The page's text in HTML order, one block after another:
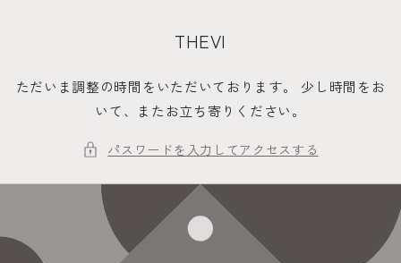
THEVI
ただいま調整の時間をいただいております。 少し時間をお
いて、またお立ち寄りください。
パスワードを入力してアクセスする